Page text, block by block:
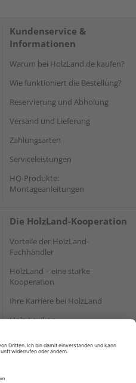
Kundenservice &
Informationen
Warum bei HolzLand.de kaufen?
Wie funktioniert die Bestellung?
Reservierung und Abholung
Versand und Lieferung
Zahlungsarten
Serviceleistungen
HQ-Produkte:
Montageanleitungen
Die HolzLand-Kooperation
Vorteile der HolzLand-
Fachhändler
HolzLand – eine starke
Kooperation
Ihre Karriere bei HolzLand
Holz-Lexikon